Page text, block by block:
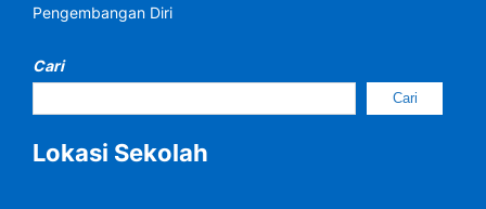
Pengembangan Diri
Cari
Cari
Lokasi Sekolah